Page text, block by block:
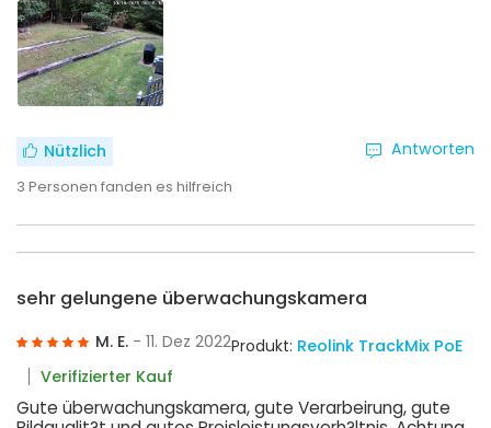
Nützlich
3 Personen fanden es hilfreich
Antworten
sehr gelungene überwachungskamera
M. E. - 11. Dez 2022Produkt: Reolink TrackMix PoE
Verifizierter Kauf
Gute überwachungskamera, gute Verarbeirung, gute